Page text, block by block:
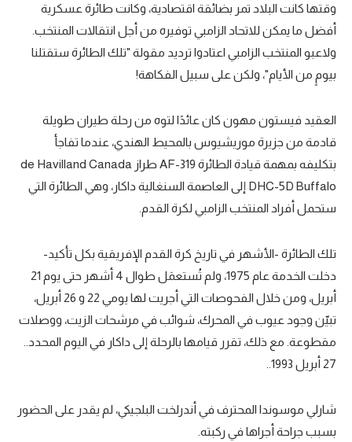
وقتها كانت البلاد تمر بضائقة اقتصادية، وكانت طائرة عسكرية
أفضل ما يمكن للاتحاد الزامبي توفيره من أجل انتقالات المنتخب.
ولاعبو المنتخب الزامبي اعتادوا ترديد مقولة "تلك الطائرة ستقتلنا
بيومٍ من الأيام"، ولكن على سبيل الفكاهة!
العقيد فيستون مهون كان عائدًا لتوه من رحلة طيران طويلة
قادمة من جزيرة موريشيوس بالمحيط الهندي، عندما تفاجأ
بتكليفه بمهمة قيادة الطائرة AF-319 طراز de Havilland Canada
DHC-5D Buffalo إلى العاصمة السنغالية داكار، وهي الطائرة التي
ستحمل أفراد المنتخب الزامبي لكرة القدم.
تلك الطائرة -الأشهر في تاريخ كرة القدم الإفريقية بكل تأكيد-
دخلت الخدمة عام 1975، ولم تُستعمَل طوال 4 أشهر حتى يوم 21
أبريل، ومن خلال الفحوصات التي أجريت لها يومي 22 و 26 أبريل،
تبيّن وجود عيوب في المحرك، شوائب في مرشحات الزيت، ووصلات
مقطوعة. مع ذلك، تقرر قيامها بالرحلة إلى داكار في اليوم المحدد..
27 أبريل 1993..
شارلي موسوندا المحترف في أندرلخت البلجيكي، لم يقدر على الحضور
بسبب جراحة أجراها في ركبته.